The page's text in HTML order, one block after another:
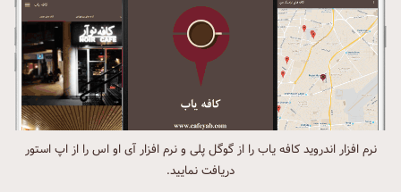
نرم افزار اندروید کافه یاب را از گوگل پلی و نرم افزار آی او اس را از اپ استور
دریافت نمایید.